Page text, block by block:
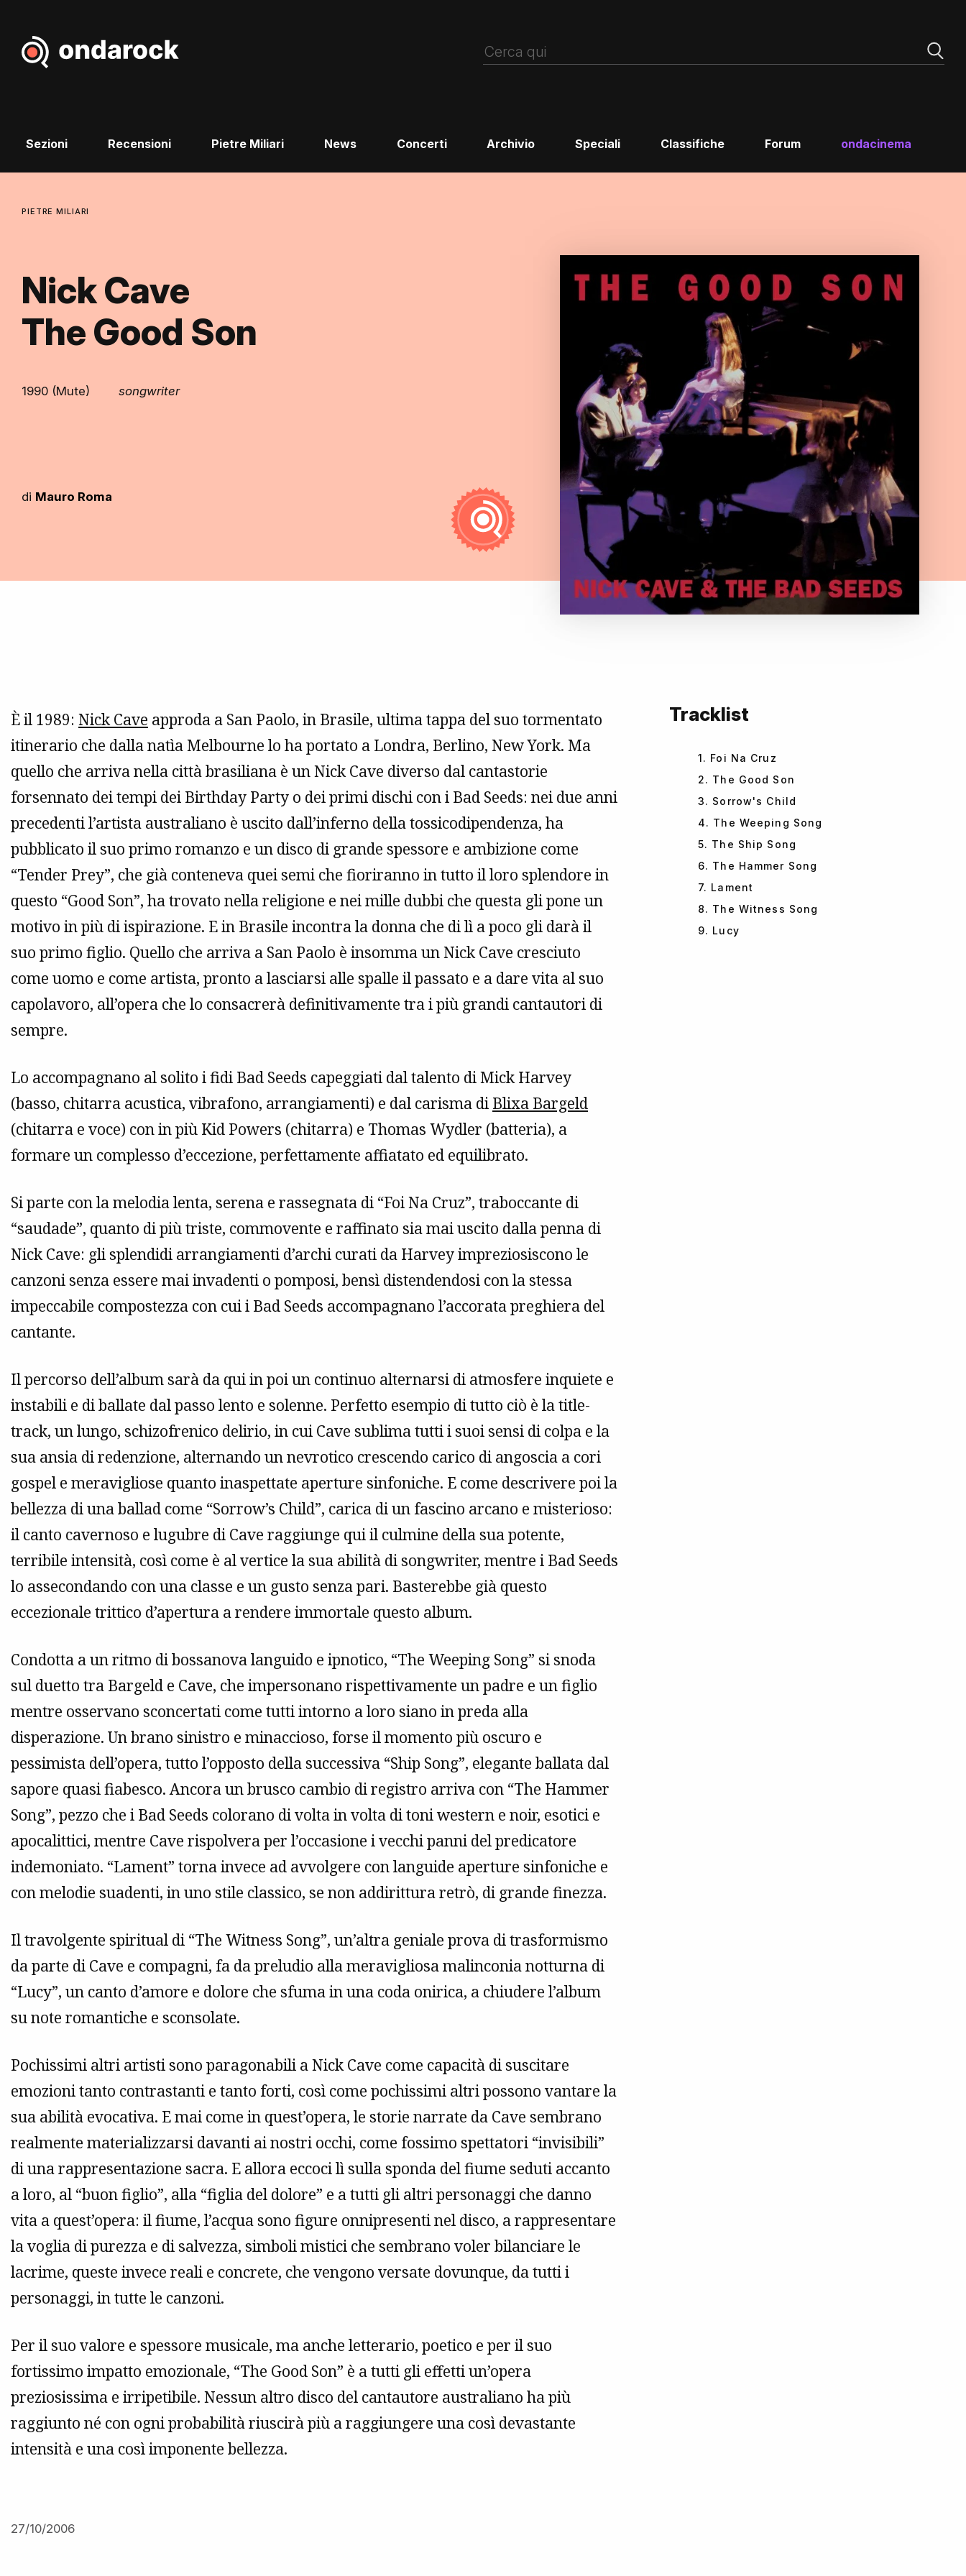
Sezioni Recensioni Pietre Miliari News Concerti Archivio Speciali Classifiche Forum ondacinema
PIETRE MILIARI
Nick Cave
The Good Son
1990 (Mute) songwriter
di Mauro Roma
È il 1989: Nick Cave approda a San Paolo, in Brasile, ultima tappa del suo tormentato
itinerario che dalla natìa Melbourne lo ha portato a Londra, Berlino, New York. Ma
quello che arriva nella città brasiliana è un Nick Cave diverso dal cantastorie
forsennato dei tempi dei Birthday Party o dei primi dischi con i Bad Seeds: nei due anni
precedenti l’artista australiano è uscito dall’inferno della tossicodipendenza, ha
pubblicato il suo primo romanzo e un disco di grande spessore e ambizione come
“Tender Prey”, che già conteneva quei semi che fioriranno in tutto il loro splendore in
questo “Good Son”, ha trovato nella religione e nei mille dubbi che questa gli pone un
motivo in più di ispirazione. E in Brasile incontra la donna che di lì a poco gli darà il
suo primo figlio. Quello che arriva a San Paolo è insomma un Nick Cave cresciuto
come uomo e come artista, pronto a lasciarsi alle spalle il passato e a dare vita al suo
capolavoro, all’opera che lo consacrerà definitivamente tra i più grandi cantautori di
sempre.
Lo accompagnano al solito i fidi Bad Seeds capeggiati dal talento di Mick Harvey
(basso, chitarra acustica, vibrafono, arrangiamenti) e dal carisma di Blixa Bargeld
(chitarra e voce) con in più Kid Powers (chitarra) e Thomas Wydler (batteria), a
formare un complesso d’eccezione, perfettamente affiatato ed equilibrato.
Si parte con la melodia lenta, serena e rassegnata di “Foi Na Cruz”, traboccante di
“saudade”, quanto di più triste, commovente e raffinato sia mai uscito dalla penna di
Nick Cave: gli splendidi arrangiamenti d’archi curati da Harvey impreziosiscono le
canzoni senza essere mai invadenti o pomposi, bensì distendendosi con la stessa
impeccabile compostezza con cui i Bad Seeds accompagnano l’accorata preghiera del
cantante.
Il percorso dell’album sarà da qui in poi un continuo alternarsi di atmosfere inquiete e
instabili e di ballate dal passo lento e solenne. Perfetto esempio di tutto ciò è la title-
track, un lungo, schizofrenico delirio, in cui Cave sublima tutti i suoi sensi di colpa e la
sua ansia di redenzione, alternando un nevrotico crescendo carico di angoscia a cori
gospel e meravigliose quanto inaspettate aperture sinfoniche. E come descrivere poi la
bellezza di una ballad come “Sorrow’s Child”, carica di un fascino arcano e misterioso:
il canto cavernoso e lugubre di Cave raggiunge qui il culmine della sua potente,
terribile intensità, così come è al vertice la sua abilità di songwriter, mentre i Bad Seeds
lo assecondando con una classe e un gusto senza pari. Basterebbe già questo
eccezionale trittico d’apertura a rendere immortale questo album.
Condotta a un ritmo di bossanova languido e ipnotico, “The Weeping Song” si snoda
sul duetto tra Bargeld e Cave, che impersonano rispettivamente un padre e un figlio
mentre osservano sconcertati come tutti intorno a loro siano in preda alla
disperazione. Un brano sinistro e minaccioso, forse il momento più oscuro e
pessimista dell’opera, tutto l’opposto della successiva “Ship Song”, elegante ballata dal
sapore quasi fiabesco. Ancora un brusco cambio di registro arriva con “The Hammer
Song”, pezzo che i Bad Seeds colorano di volta in volta di toni western e noir, esotici e
apocalittici, mentre Cave rispolvera per l’occasione i vecchi panni del predicatore
indemoniato. “Lament” torna invece ad avvolgere con languide aperture sinfoniche e
con melodie suadenti, in uno stile classico, se non addirittura retrò, di grande finezza.
Il travolgente spiritual di “The Witness Song”, un’altra geniale prova di trasformismo
da parte di Cave e compagni, fa da preludio alla meravigliosa malinconia notturna di
“Lucy”, un canto d’amore e dolore che sfuma in una coda onirica, a chiudere l’album
su note romantiche e sconsolate.
Pochissimi altri artisti sono paragonabili a Nick Cave come capacità di suscitare
emozioni tanto contrastanti e tanto forti, così come pochissimi altri possono vantare la
sua abilità evocativa. E mai come in quest’opera, le storie narrate da Cave sembrano
realmente materializzarsi davanti ai nostri occhi, come fossimo spettatori “invisibili”
di una rappresentazione sacra. E allora eccoci lì sulla sponda del fiume seduti accanto
a loro, al “buon figlio”, alla “figlia del dolore” e a tutti gli altri personaggi che danno
vita a quest’opera: il fiume, l’acqua sono figure onnipresenti nel disco, a rappresentare
la voglia di purezza e di salvezza, simboli mistici che sembrano voler bilanciare le
lacrime, queste invece reali e concrete, che vengono versate dovunque, da tutti i
personaggi, in tutte le canzoni.
Per il suo valore e spessore musicale, ma anche letterario, poetico e per il suo
fortissimo impatto emozionale, “The Good Son” è a tutti gli effetti un’opera
preziosissima e irripetibile. Nessun altro disco del cantautore australiano ha più
raggiunto né con ogni probabilità riuscirà più a raggiungere una così devastante
intensità e una così imponente bellezza.
27/10/2006
Tracklist
1. Foi Na Cruz
2. The Good Son
3. Sorrow's Child
4. The Weeping Song
5. The Ship Song
6. The Hammer Song
7. Lament
8. The Witness Song
9. Lucy